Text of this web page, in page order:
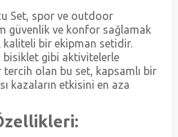
Set, spor ve outdoor
güvenlik ve konfor sağlamak
kaliteli bir ekipman setidir.
bisiklet gibi aktivitelerle
olan bu set, kapsamlı bir
kazaların etkisini en aza